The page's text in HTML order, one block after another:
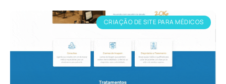
CRIAÇÃO DE SITE PARA MÉDICOS